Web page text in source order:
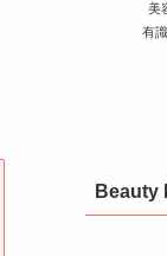
美
有
Beauty